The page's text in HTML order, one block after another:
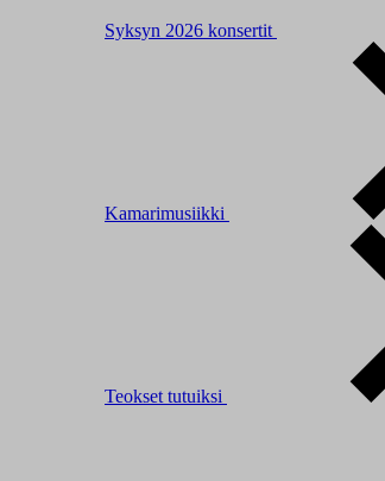
Syksyn 2026 konsertit
Kamarimusiikki
Teokset tutuiksi